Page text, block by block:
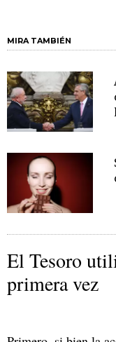
MIRA TAMBIÉN
El Tesoro
primera vez